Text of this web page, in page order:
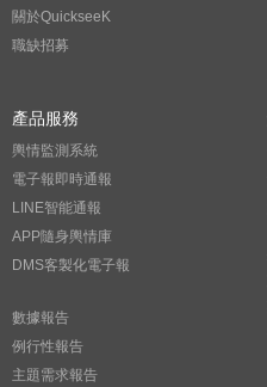
關於QuickseeK
職缺招募
產品服務
輿情監測系統
電子報即時通報
LINE智能通報
APP隨身輿情庫
DMS客製化電子報
數據報告
例行性報告
主題需求報告